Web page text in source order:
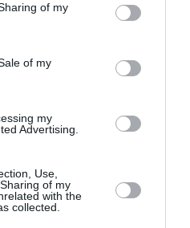
of my
of my
my
Advertising.
Use,
of my
with the
collected.
ormai taxi loro. Mi fa
abbia copiato
che la Marina
per clandestini.
la segnalazione delle
scafisti stessi che fa
sterminate di